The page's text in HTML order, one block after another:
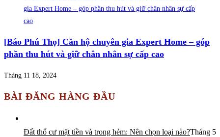
[Báo Phú Thọ] Căn hộ chuyên gia Expert Home – góp
phần thu hút và giữ chân nhân sự cấp cao
Tháng 11 18, 2024
BÀI ĐĂNG HÀNG ĐẦU
Đất thổ cư mặt tiền và trong hẻm: Nên chọn loại nào?Tháng 5